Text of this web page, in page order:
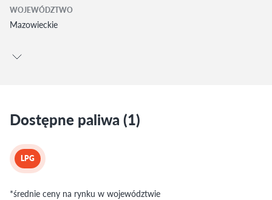
WOJEWÓDZTWO
Mazowieckie
Dostępne paliwa (1)
LPG
*średnie ceny na rynku w województwie